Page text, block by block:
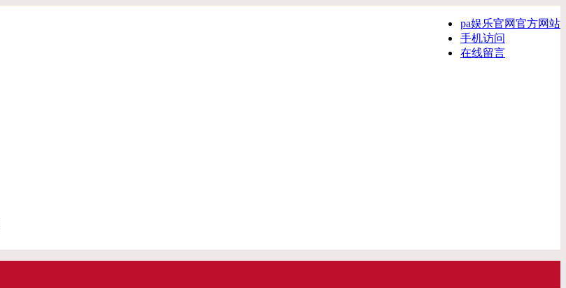
pa娱乐官网官方网站
手机访问
在线留言